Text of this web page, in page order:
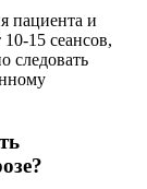
пациента и
15 сеансов,
следовать